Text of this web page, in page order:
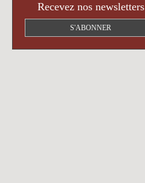
Recevez nos newsletters
S'ABONNER